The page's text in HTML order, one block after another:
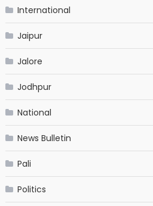
International
Jaipur
Jalore
Jodhpur
National
News Bulletin
Pali
Politics